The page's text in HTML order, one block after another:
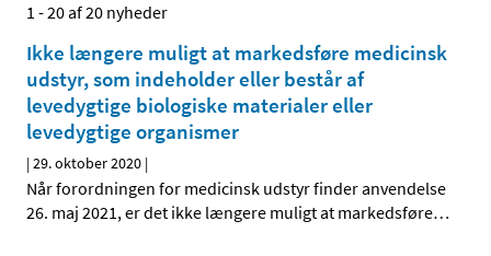
1 - 20 af 20 nyheder
Ikke længere muligt at markedsføre medicinsk
udstyr, som indeholder eller består af
levedygtige biologiske materialer eller
levedygtige organismer
|29. oktober 2020 |
Når forordningen for medicinsk udstyr finder anvendelse
26. maj 2021, er det ikke længere muligt at markedsføre…